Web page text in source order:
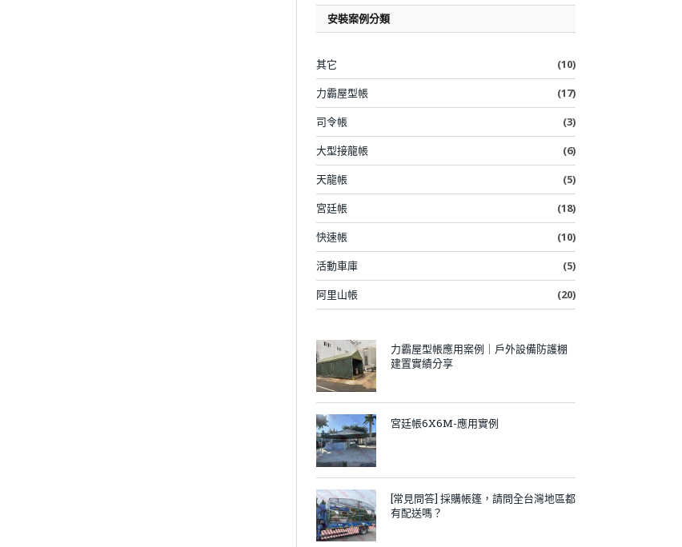
安裝案例分類
其它
(10)
力霸屋型帳
(17)
司令帳
(3)
大型接龍帳
(6)
天龍帳
(5)
宮廷帳
(18)
快速帳
(10)
活動車庫
(5)
阿里山帳
(20)
力霸屋型帳應用案例｜戶外設備防護棚
建置實績分享
宮廷帳6X6M-應用實例
[常見問答] 採購帳篷，請問全台灣地區都
有配送嗎？